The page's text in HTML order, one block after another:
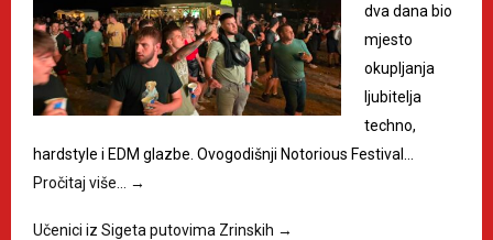
dva dana bio
mjesto
okupljanja
ljubitelja
techno,
hardstyle i EDM glazbe. Ovogodišnji Notorious Festival…
Pročitaj više…
→
Učenici iz Sigeta putovima Zrinskih →